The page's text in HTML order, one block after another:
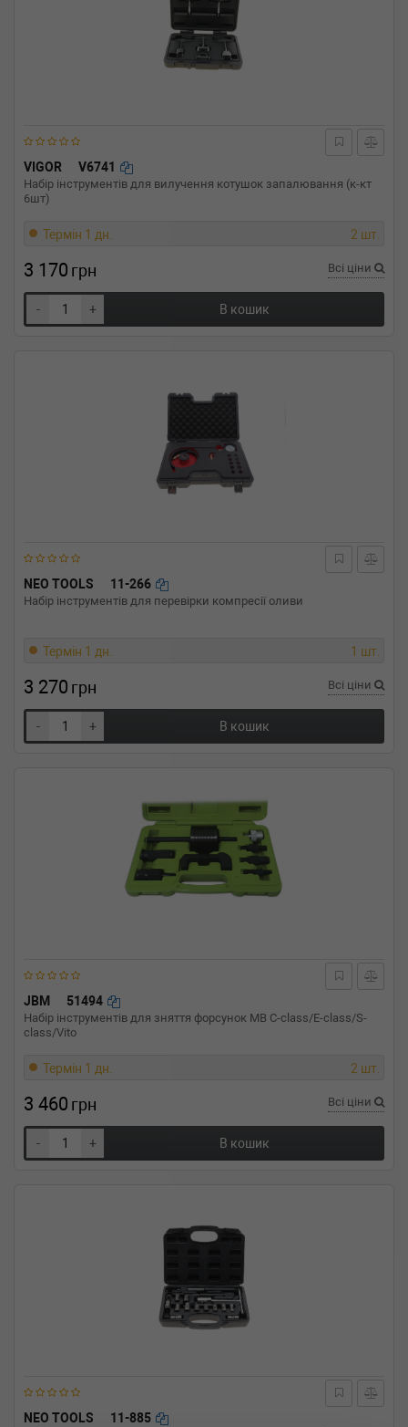
VIGOR V6741
Набір інструментів для вилучення котушок запалювання (к-кт
6шт)
Термін 1 дн. 2 шт.
3 170 грн Всі ціни
- + В кошик
NEO TOOLS 11-266
Набір інструментів для перевірки компресії оливи
Термін 1 дн. 1 шт.
3 270 грн Всі ціни
- + В кошик
JBM 51494
Набір інструментів для зняття форсунок MB C-class/E-class/S-
class/Vito
Термін 1 дн. 2 шт.
3 460 грн Всі ціни
- + В кошик
NEO TOOLS 11-885